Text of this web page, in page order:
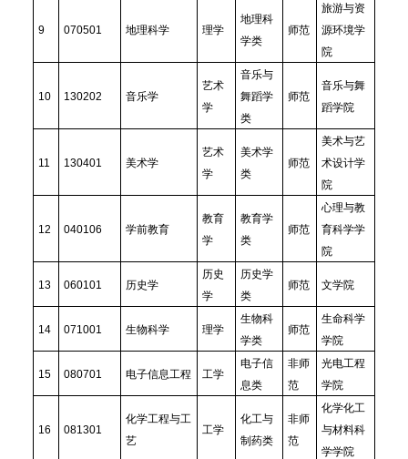
9 070501 地理科学 理学
地理科
学类
师范
旅游与资
源环境学
院
10 130202 音乐学
艺术
学
音乐与
舞蹈学
类
师范
音乐与舞
蹈学院
11 130401 美术学
艺术
学
美术学
类
师范
美术与艺
术设计学
院
12 040106 学前教育
教育
学
教育学
类
师范
心理与教
育科学学
院
13 060101 历史学
历史
学
历史学
类
师范 文学院
14 071001 生物科学 理学
生物科
学类
师范
生命科学
学院
15 080701 电子信息工程 工学
电子信
息类
非师
范
光电工程
学院
16 081301
化学工程与工
艺
工学
化工与
制药类
非师
范
化学化工
与材料科
学学院